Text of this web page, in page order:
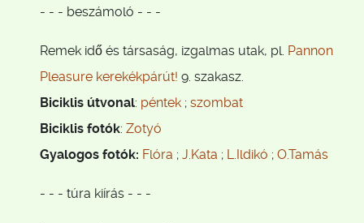
- - - beszámoló - - -
Remek idő és társaság, izgalmas utak, pl. Pannon
Pleasure kerekékpárút! 9. szakasz.
Biciklis útvonal: péntek ; szombat
Biciklis fotók: Zotyó
Gyalogos fotók: Flóra ; J.Kata ; L.Ildikó ; O.Tamás
- - - túra kiírás - - -